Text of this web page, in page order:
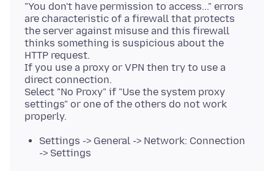
"You don't have permission to access..." errors
are characteristic of a firewall that protects
the server against misuse and this firewall
thinks something is suspicious about the
HTTP request.
If you use a proxy or VPN then try to use a
direct connection.
Select "No Proxy" if "Use the system proxy
settings" or one of the others do not work
Settings -> General -> Network: Connection
-> Settings